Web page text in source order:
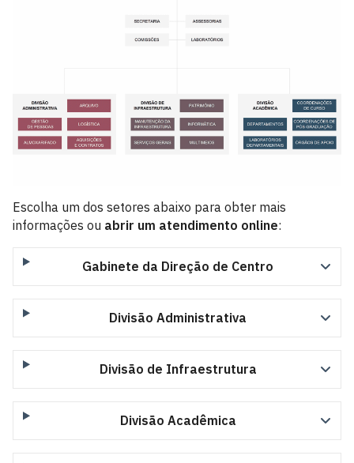
Escolha um dos setores abaixo para obter mais
informações ou abrir um atendimento online:
Gabinete da Direção de Centro
Divisão Administrativa
Divisão de Infraestrutura
Divisão Acadêmica